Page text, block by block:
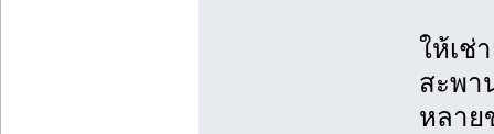
ให้เช่
สะพา
หลาย